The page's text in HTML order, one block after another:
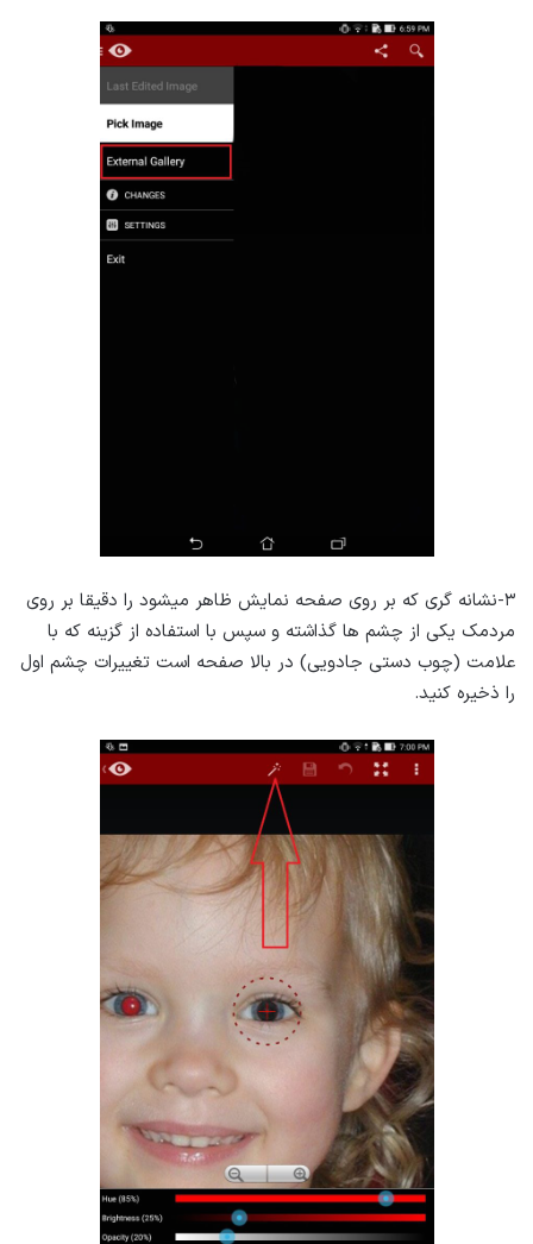
۳-نشانه گری که بر روی صفحه نمایش ظاهر میشود را دقیقا بر روی
مردمک یکی از چشم ها گذاشته و سپس با استفاده از گزینه که با
علامت (چوب دستی جادویی) در بالا صفحه است تغییرات چشم اول
را ذخیره کنید.